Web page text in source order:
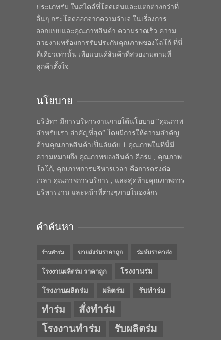
ประเภทร่ม ในสไตล์ที่โดดเด่นและแตกต่างกว่าที่
อื่นๆ กระโดดออกจากความจำเจ ในเรื่องการ
ออกแบบและคุณภาพสินค้า ความรวดเร็ว ความ
สวยงามพร้อมการรับประกันคุณภาพของโลโก้ ที่นี่
ที่เดียวเท่านั้น เพื่อแบนด์สินค้าที่สวยงามตามที่
ลูกค้าตั้งใจ
นโยบาย
บริษัทฯ มีการบริหารงานภายใต้นโยบาย “คุณภาพ
สำหรับเรา สำคัญที่สุด” โดยมีการให้ความสำคัญ
ด้านคุณภาพสินค้าเป็นอันดับ 1 คุณภาพในทีนี้มี
ความหมายถึง คุณภาพของสินค้า คือร่ม , คุณภาพ
โลโก้, คุณภาพการบริหารเวลา คือการตรงต่อ
เวลา คุณภาพการบริการ , และสุดท้ายคุณภาพการ
บริหารงาน และหน้าที่ต่างๆภายในองค์กร
คำค้นหา
ร้านทำร่ม ขายส่งร่มราคาถูก ร่มพับราคาส่ง
โรงงานผลิตร่ม ราคาถูก โรงงานร่ม
โรงงานผลิตร่ม ผลิตร่ม รับทำร่ม
ทำร่ม
สั่งทำร่ม
โรงงานทำร่ม
รับผลิตร่ม